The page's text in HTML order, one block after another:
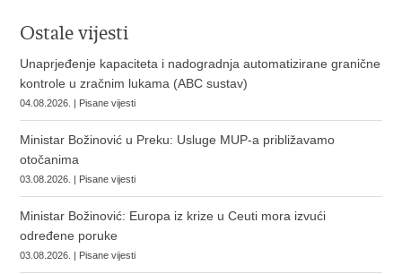
Ostale vijesti
Unaprjeđenje kapaciteta i nadogradnja automatizirane granične
kontrole u zračnim lukama (ABC sustav)
04.08.2026. | Pisane vijesti
Ministar Božinović u Preku: Usluge MUP-a približavamo
otočanima
03.08.2026. | Pisane vijesti
Ministar Božinović: Europa iz krize u Ceuti mora izvući
određene poruke
03.08.2026. | Pisane vijesti